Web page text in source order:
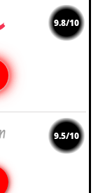
9.8/10
9.5/10